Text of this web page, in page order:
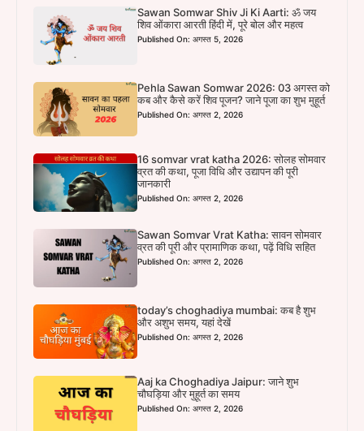
Sawan Somwar Shiv Ji Ki Aarti: ॐ जय
शिव ओंकारा आरती हिंदी में, पूरे बोल और महत्व
Published On: अगस्त 5, 2026
Pehla Sawan Somwar 2026: 03 अगस्त को
कब और कैसे करें शिव पूजन? जाने पूजा का शुभ मुहूर्त
Published On: अगस्त 2, 2026
16 somvar vrat katha 2026: सोलह सोमवार
व्रत की कथा, पूजा विधि और उद्यापन की पूरी
जानकारी
Published On: अगस्त 2, 2026
Sawan Somvar Vrat Katha: सावन सोमवार
व्रत की पूरी और प्रामाणिक कथा, पढ़ें विधि सहित
Published On: अगस्त 2, 2026
today’s choghadiya mumbai: कब है शुभ
और अशुभ समय, यहां देखें
Published On: अगस्त 2, 2026
Aaj ka Choghadiya Jaipur: जाने शुभ
चौघड़िया और मुहूर्त का समय
Published On: अगस्त 2, 2026